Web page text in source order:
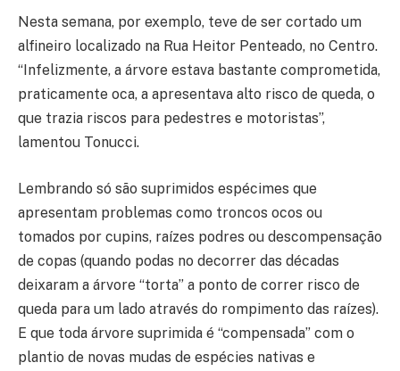
Nesta semana, por exemplo, teve de ser cortado um
alfineiro localizado na Rua Heitor Penteado, no Centro.
“Infelizmente, a árvore estava bastante comprometida,
praticamente oca, a apresentava alto risco de queda, o
que trazia riscos para pedestres e motoristas”,
lamentou Tonucci.
Lembrando só são suprimidos espécimes que
apresentam problemas como troncos ocos ou
tomados por cupins, raízes podres ou descompensação
de copas (quando podas no decorrer das décadas
deixaram a árvore “torta” a ponto de correr risco de
queda para um lado através do rompimento das raízes).
E que toda árvore suprimida é “compensada” com o
plantio de novas mudas de espécies nativas e